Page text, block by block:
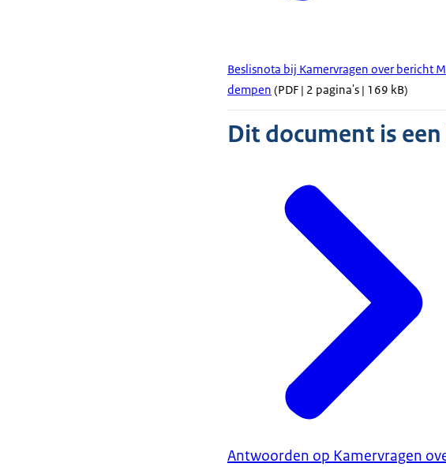
Beslisnota bij Kamervragen over bericht
dempen (PDF | 2 pagina's | 169 kB)
Dit document is
Antwoorden op Kamervragen